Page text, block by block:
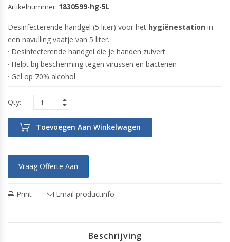
Artikelnummer: 1830599-hg-5L
Desinfecterende handgel (5 liter) voor het hygiënestation in
een navulling vaatje van 5 liter.
· Desinfecterende handgel die je handen zuivert
· Helpt bij bescherming tegen virussen en bacteriën
· Gel op 70% alcohol
Toevoegen Aan Winkelwagen
Vraag Offerte Aan
Print Email productinfo
Beschrijving